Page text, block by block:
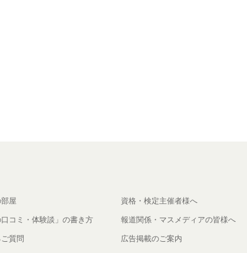
屋
口コミ・体験談」の書き方
質問
資格・検定主催者様へ
報道関係・マスメディアの皆様へ
広告掲載のご案内